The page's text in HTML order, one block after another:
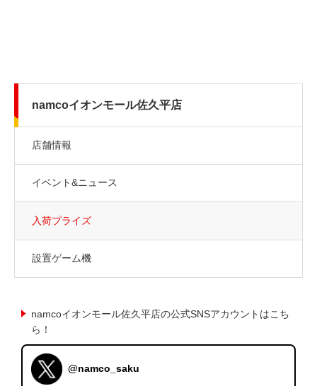
namcoイオンモール佐久平店
店舗情報
イベント&ニュース
入荷プライズ
設置ゲーム機
namcoイオンモール佐久平店の公式SNSアカウントはこち
ら！
@namco_saku